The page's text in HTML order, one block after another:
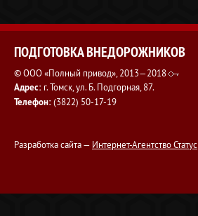
ПОДГОТОВКА ВНЕДОРОЖНИКОВ
© ООО «Полный привод», 2013—2018
Адрес: г. Томск, ул. Б. Подгорная, 87.
Телефон:(3822) 50-17-19
Разработка сайта — Интернет-Агентство Статус